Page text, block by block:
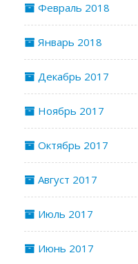
Февраль 2018
Январь 2018
Декабрь 2017
Ноябрь 2017
Октябрь 2017
Август 2017
Июль 2017
Июнь 2017